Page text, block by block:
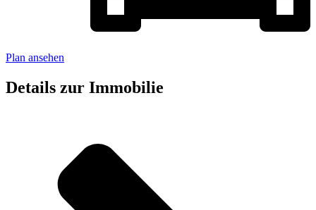
Plan ansehen
Details zur Immobilie